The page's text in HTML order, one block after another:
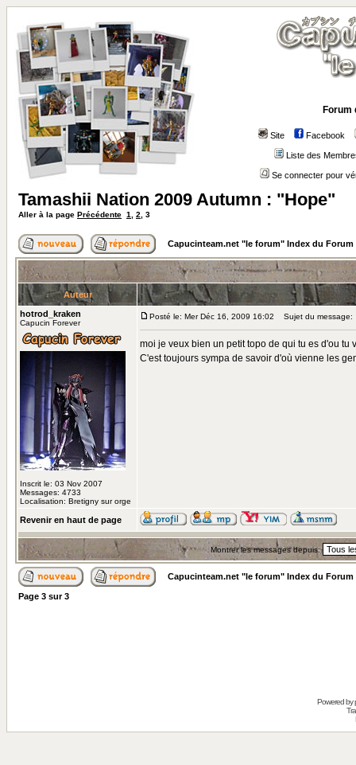
Forum
Site Facebook
Liste des
Se connecter pour
Tamashii Nation 2009 Autumn : "Hope"
Aller à la page Précédente 1 2 3
Capucinteam.net "le forum" Index du Forum
Auteur
hotrod_kraken
Capucin Forever
Inscrit le: 03 Nov 2007
Messages: 4733
Localisation: Bretigny sur orge
Posté le: Mer Déc 16, 2009 16:02 Sujet du message:
moi je veux bien un petit topo de qui tu es d'ou
C'est toujours sympa de savoir d'où vienne les
Revenir en haut de page
Montrer les messages depuis:
Capucinteam.net "le forum" Index du Forum
Page 3 sur3
Powered by